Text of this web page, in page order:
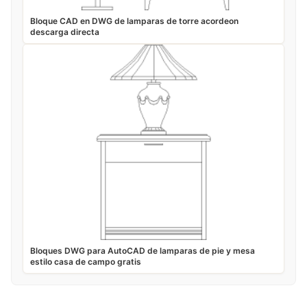
Bloque CAD en DWG de lamparas de torre acordeon
descarga directa
Bloques DWG para AutoCAD de lamparas de pie y mesa
estilo casa de campo gratis